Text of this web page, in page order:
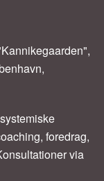
foredrag,
via